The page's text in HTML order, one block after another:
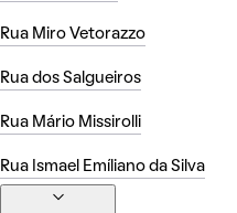
Rua Miro Vetorazzo
Rua dos Salgueiros
Rua Mário Missirolli
Rua Ismael Emíliano da Silva